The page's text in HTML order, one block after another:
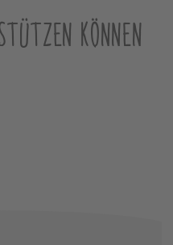
KÖNNEN